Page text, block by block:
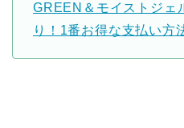
GREEN＆モイストジェ
り！1番お得な支払い方